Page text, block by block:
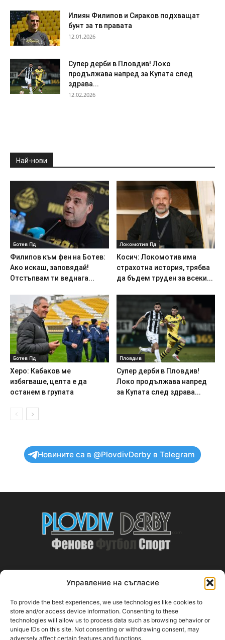
Управление на съгласие
To provide the best experiences, we use technologies like cookies to
store and/or access device information. Consenting to these
technologies will allow us to process data such as browsing behavior or
unique IDs on this site. Not consenting or withdrawing consent, may
adversely affect certain features and functions.
Илиян Филипов и Сираков подхващат
бунт за тв правата
12.01.2026
Супер дерби в Пловдив! Локо
продължава напред за Купата след
здрава...
12.02.2026
Най-нови
Ботев Пд
Филипов към фен на Ботев:
Ако искаш, заповядай!
Отстъпвам ти веднага...
Локомотив Пд
Косич: Локомотив има
страхотна история, трябва
да бъдем труден за всеки...
Ботев Пд
Херо: Кабаков ме
избягваше, целта е да
останем в групата
Пловдив
Супер дерби в Пловдив!
Локо продължава напред
за Купата след здрава...
Новините са в @PlovdivDerby в Telegram
ABOUT US
PlovdivDerby.com е първата пловдивска изцяло футболна
медия!